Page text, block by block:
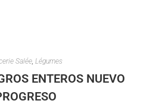
Salée, Légumes
ENTEROS NUEVO